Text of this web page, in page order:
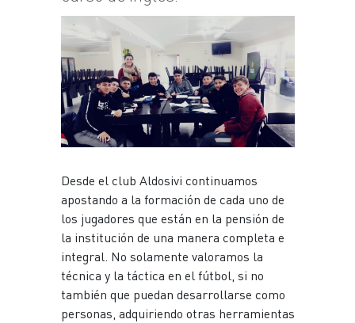
Plantel
Escuela de fútbol
JUVENIL
Noticias
Plantel
INFANTILES
Noticias
Escuela de fútbol
Desde el club Aldosivi continuamos
apostando a la formación de cada uno de
los jugadores que están en la pensión de
la institución de una manera completa e
integral. No solamente valoramos la
técnica y la táctica en el fútbol, si no
también que puedan desarrollarse como
personas, adquiriendo otras herramientas